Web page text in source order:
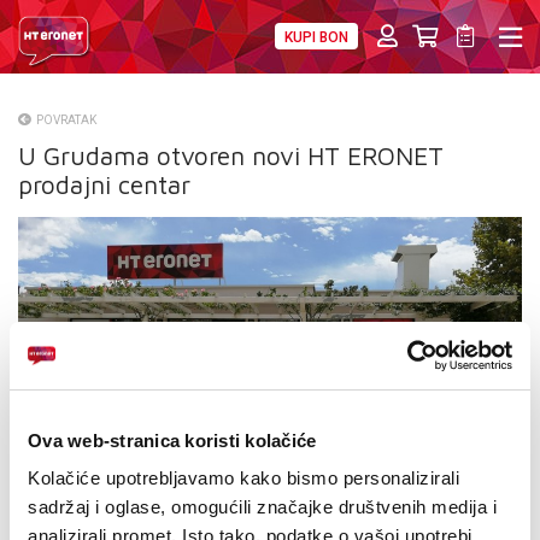
Ova web-stranica koristi kolačiće
Kolačiće upotrebljavamo kako bismo personalizirali
sadržaj i oglase, omogućili značajke društvenih medija i
analizirali promet. Isto tako, podatke o vašoj upotrebi
KUPI BON
O NAMA
NATJEČAJI
VELEPRODAJA
MOJ PROFIL
E-RAČUN
POVRATAK
U Grudama otvoren novi HT ERONET
prodajni centar